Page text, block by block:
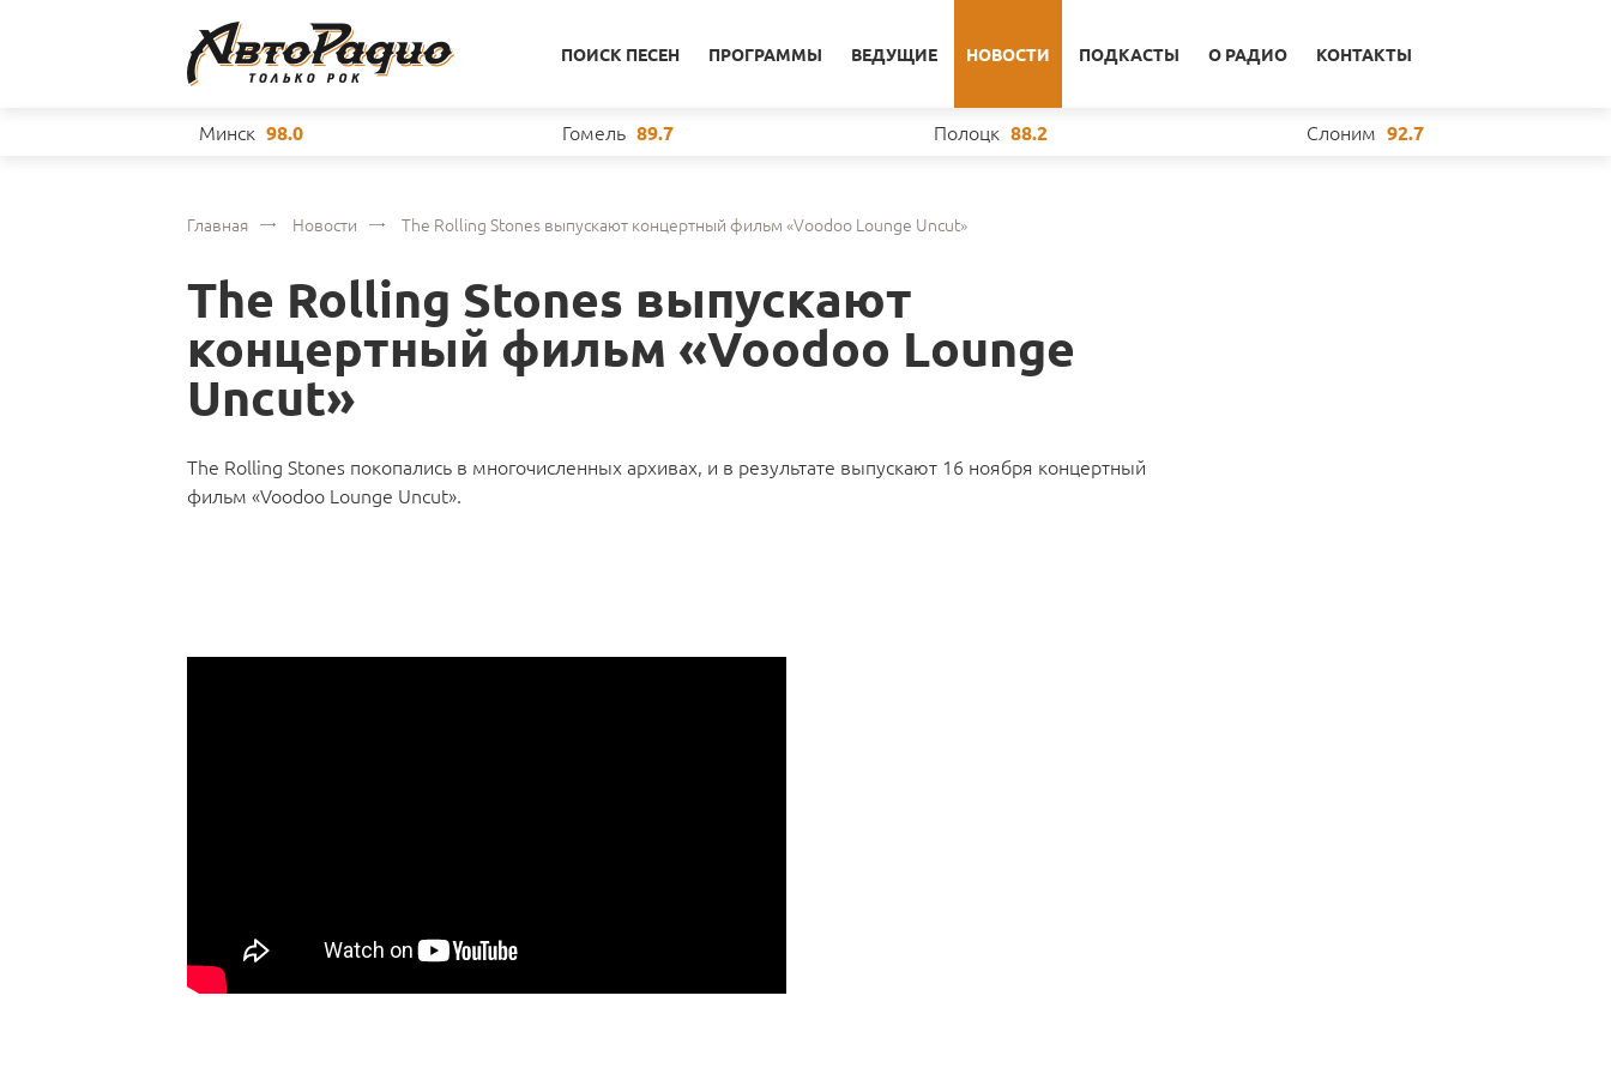
ПОИСК ПЕСЕН ПРОГРАММЫ ВЕДУЩИЕ НОВОСТИ ПОДКАСТЫ О РАДИО КОНТАКТЫ
Минск 98.0 Гомель 89.7 Полоцк 88.2 Слоним 92.7
Главная Новости The Rolling Stones выпускают концертный фильм «Voodoo Lounge Uncut»
The Rolling Stones выпускают
концертный фильм «Voodoo Lounge
Uncut»
The Rolling Stones покопались в многочисленных архивах, и в результате выпускают 16 ноября концертный
фильм «Voodoo Lounge Uncut».